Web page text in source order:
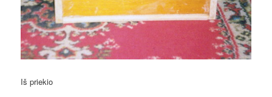
Iš priekio